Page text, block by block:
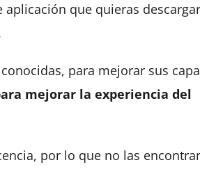
que quieras
para mejorar sus
mejorar la experiencia del
por lo que no las